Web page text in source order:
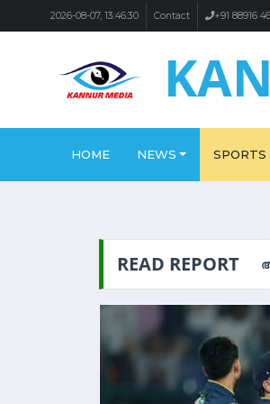
2026-08-07, 13:46:30 Contact +91 88916
HOME NEWS SPORTS
READ REPORT
അച്ചടക്ക നടപടി